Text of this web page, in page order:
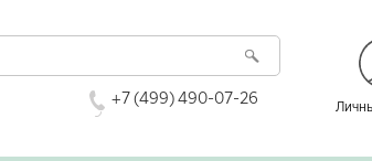
+7 (499) 490-07-26